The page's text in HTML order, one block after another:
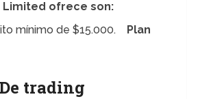
Limited ofrece son:
mínimo de $15.000.
Plan
trading